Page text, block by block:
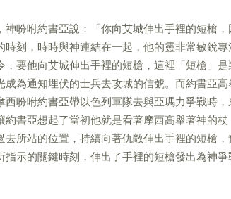
吩咐約書亞說：「你向艾城伸出手裡的短槍，
時刻，時時與神連結在一起，他的靈非常敏銳
，要他向艾城伸出手裡的短槍，這裡「短槍」
成為通知埋伏的士兵去攻城的信號。而約書亞
西吩咐約書亞帶以色列軍隊去與亞瑪力爭戰時
約書亞想起了當初他就是看著摩西高舉著神的
去所站的位置，持續向著仇敵伸出手裡的短槍
指示的關鍵時刻，伸出了手裡的短槍發出為神